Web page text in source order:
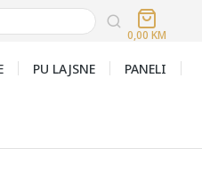
0,00 KM
PU LAJSNE PANELI